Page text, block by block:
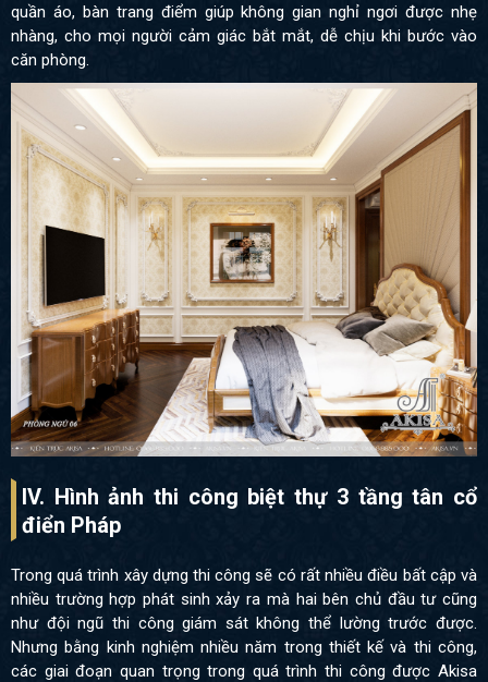
quần áo, bàn trang điểm giúp không gian nghỉ ngơi được nhẹ
nhàng, cho mọi người cảm giác bắt mắt, dễ chịu khi bước vào
căn phòng.
IV. Hình ảnh thi công biệt thự 3 tầng tân cổ
điển Pháp
Trong quá trình xây dựng thi công sẽ có rất nhiều điều bất cập và
nhiều trường hợp phát sinh xảy ra mà hai bên chủ đầu tư cũng
như đội ngũ thi công giám sát không thể lường trước được.
Nhưng bằng kinh nghiệm nhiều năm trong thiết kế và thi công,
các giai đoạn quan trọng trong quá trình thi công được Akisa